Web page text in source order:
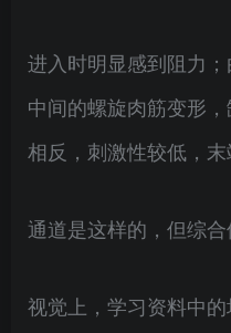
进入时明显感到阻力
中间的螺旋肉筋变形，
相反，刺激性较低，末
通道是这样的，但综合
视觉上，学习资料中